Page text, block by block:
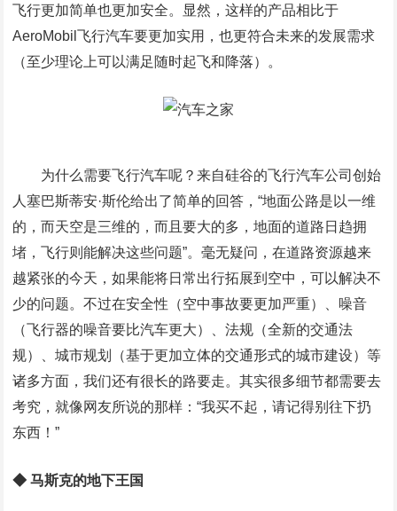
飞行更加简单也更加安全。显然，这样的产品相比于
AeroMobil飞行汽车要更加实用，也更符合未来的发展需求
（至少理论上可以满足随时起飞和降落）。
为什么需要飞行汽车呢？来自硅谷的飞行汽车公司创始
人塞巴斯蒂安·斯伦给出了简单的回答，“地面公路是以一维
的，而天空是三维的，而且要大的多，地面的道路日趋拥
堵，飞行则能解决这些问题”。毫无疑问，在道路资源越来
越紧张的今天，如果能将日常出行拓展到空中，可以解决不
少的问题。不过在安全性（空中事故要更加严重）、噪音
（飞行器的噪音要比汽车更大）、法规（全新的交通法
规）、城市规划（基于更加立体的交通形式的城市建设）等
诸多方面，我们还有很长的路要走。其实很多细节都需要去
考究，就像网友所说的那样：“我买不起，请记得别往下扔
东西！”
◆ 马斯克的地下王国